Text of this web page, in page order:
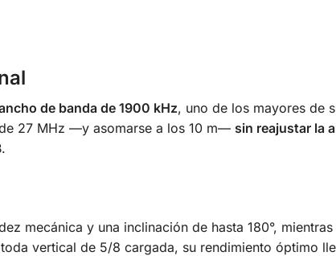
de banda de 1900 kHz, uno de los mayores de
27 MHz —y asomarse a los 10 m— sin reajustar la
mecánica y una inclinación de hasta 180°, mientras
vertical de 5/8 cargada, su rendimiento óptimo